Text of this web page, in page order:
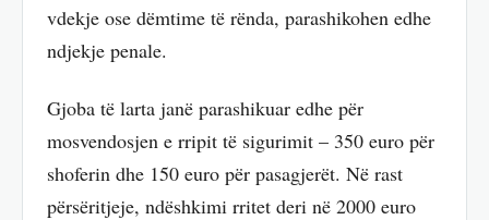
vdekje ose dëmtime të rënda, parashikohen edhe
ndjekje penale.
Gjoba të larta janë parashikuar edhe për
mosvendosjen e rripit të sigurimit – 350 euro për
shoferin dhe 150 euro për pasagjerët. Në rast
përsëritjeje, ndëshkimi rritet deri në 2000 euro